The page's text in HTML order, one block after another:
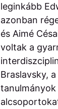
leginkább
azonban
és Aimé
voltak a
Braslavsky,